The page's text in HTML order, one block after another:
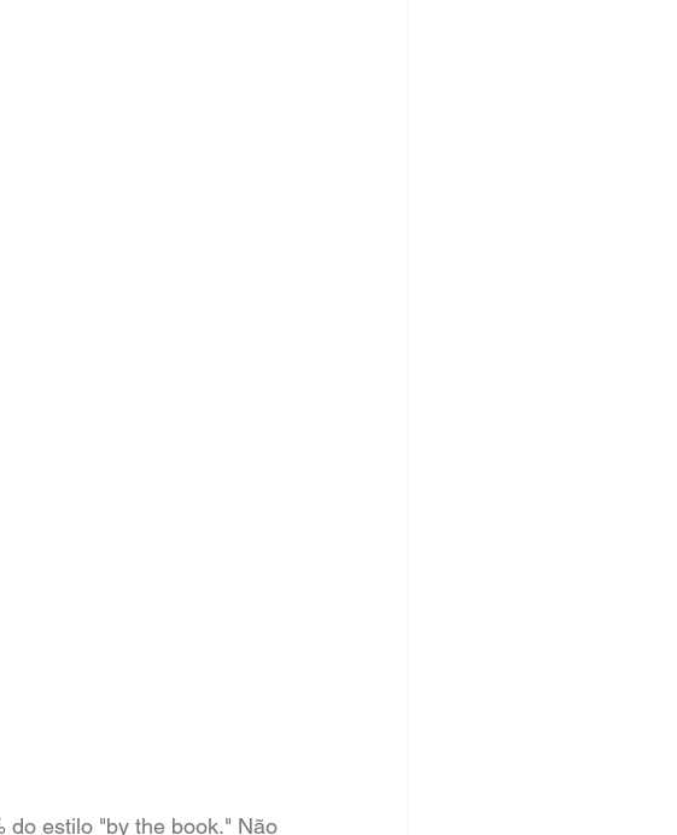
do estilo "by the book." Não